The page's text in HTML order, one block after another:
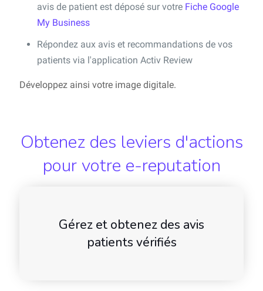
avis de patient est déposé sur votre Fiche Google
My Business
Répondez aux avis et recommandations de vos
patients via l'application Activ Review
Développez ainsi votre image digitale.
Obtenez des leviers d'actions
pour votre e-reputation
Gérez et obtenez des avis
patients vérifiés